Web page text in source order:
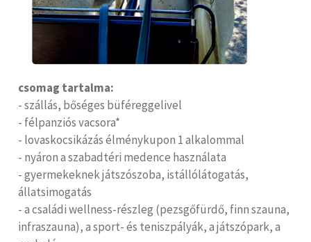
csomag tartalma:
- szállás, bőséges büféreggelivel
- félpanziós vacsora*
- lovaskocsikázás élménykupon 1 alkalommal
- nyáron a szabadtéri medence használata
- gyermekeknek játszószoba, istállólátogatás,
állatsimogatás
- a családi wellness-részleg (pezsgőfürdő, finn szauna,
infraszauna), a sport- és teniszpályák, a játszópark, a